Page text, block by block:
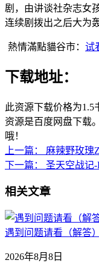
剧，由讲谈社杂志女
连续剧拨出之后大为轰
熱情滿點貓谷市： 试
下载地址：
此资源下载价格为1.5
资源是百度网盘下载
哦！
上一篇：
麻辣野玫瑰
下一篇：
圣天空战记
相关文章
遇到问题请看（解答）
2026年8月8日